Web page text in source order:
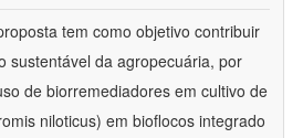
tem como objetivo contribuir
sustentável da agropecuária, por
de biorremediadores em cultivo de
niloticus) em bioflocos integrado